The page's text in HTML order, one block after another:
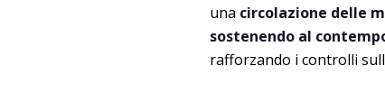
una circolazione delle
sostenendo al
rafforzando i controlli